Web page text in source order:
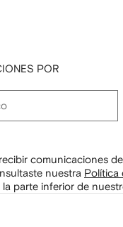
POR
comunicaciones
nuestra Política
parte inferior de